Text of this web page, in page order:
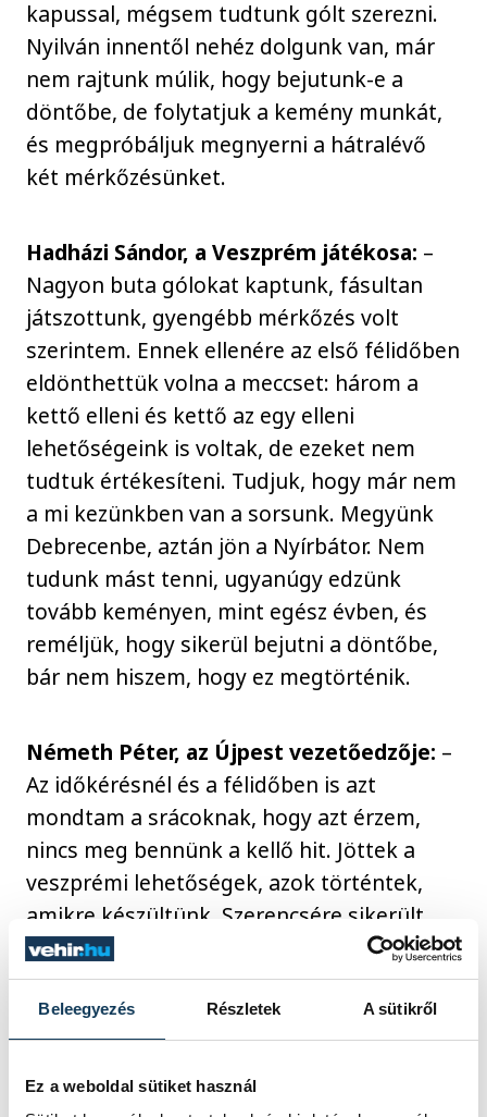
Beleegyezés Részletek A sütikről
Ez a weboldal sütiket használ
kapussal, mégsem tudtunk gólt szerezni.
Nyilván innentől nehéz dolgunk van, már
nem rajtunk múlik, hogy bejutunk-e a
döntőbe, de folytatjuk a kemény munkát,
és megpróbáljuk megnyerni a hátralévő
két mérkőzésünket.
Hadházi Sándor, a Veszprém játékosa: –
Nagyon buta gólokat kaptunk, fásultan
játszottunk, gyengébb mérkőzés volt
szerintem. Ennek ellenére az első félidőben
eldönthettük volna a meccset: három a
kettő elleni és kettő az egy elleni
lehetőségeink is voltak, de ezeket nem
tudtuk értékesíteni. Tudjuk, hogy már nem
a mi kezünkben van a sorsunk. Megyünk
Debrecenbe, aztán jön a Nyírbátor. Nem
tudunk mást tenni, ugyanúgy edzünk
tovább keményen, mint egész évben, és
reméljük, hogy sikerül bejutni a döntőbe,
bár nem hiszem, hogy ez megtörténik.
Németh Péter, az Újpest vezetőedzője: –
Az időkérésnél és a félidőben is azt
mondtam a srácoknak, hogy azt érzem,
nincs meg bennünk a kellő hit. Jöttek a
veszprémi lehetőségek, azok történtek,
amikre készültünk. Szerencsére sikerült
kiegyenlítenünk, utána pedig megjött a hit
és a futás is, amire nagy szükségünk volt.
Onnantól kezdve tényleg domináltunk.
Nem volt sok lehetőségünk, de nálunk volt
a labda, ez pedig kulcsfontosságú volt.
Készültünk az öt a négy elleni játékukra is.